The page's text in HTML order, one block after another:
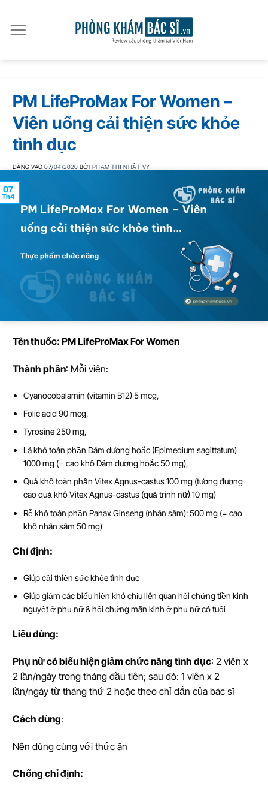
qua
nội
PM LifeProMax For Women –
Viên uống cải thiện sức khỏe
tình dục
ĐĂNG VÀO07/04/2020 BỞI PHẠM THỊ NHẬT VY
07
Th4
Tên thuốc: PM LifeProMax For Women
Thành phần: Mỗi viên:
Cyanocobalamin (vitamin B12) 5 mcg,
Folic acid 90 mcg,
Tyrosine 250 mg,
Lá khô toàn phần Dâm dương hoắc (Epimedium sagittatum)
1000 mg (= cao khô Dâm dương hoắc 50 mg),
Quả khô toàn phần Vitex Agnus-castus 100 mg (tương đương
cao quả khô Vitex Agnus-castus (quả trinh nữ) 10 mg)
Rễ khô toàn phần Panax Ginseng (nhân sâm): 500 mg (= cao
khô nhân sâm 50 mg)
Chỉđịnh:
Giúp cải thiện sức khỏe tình dục
Giúp giảm các biểu hiện khó chịu liên quan hội chứng tiền kinh
nguyệt ở phụ nữ & hội chứng mãn kinh ở phụ nữ có tuổi
Liều dùng:
Phụ nữ có biểu hiện giảm chức năng tình dục: 2 viên x
2 lần/ngày trong tháng đầu tiên; sau đó: 1 viên x 2
lần/ngày từ tháng thứ 2 hoặc theo chỉ dẫn của bác sĩ
Cách dùng:
Nên dùng cùng với thức ăn
Chống chỉđịnh: